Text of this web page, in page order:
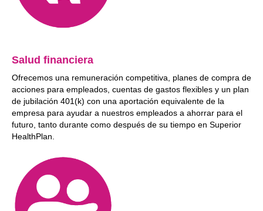
Salud financiera
Ofrecemos una remuneración competitiva, planes de compra de
acciones para empleados, cuentas de gastos flexibles y un plan
de jubilación 401(k) con una aportación equivalente de la
empresa para ayudar a nuestros empleados a ahorrar para el
futuro, tanto durante como después de su tiempo en Superior
HealthPlan.